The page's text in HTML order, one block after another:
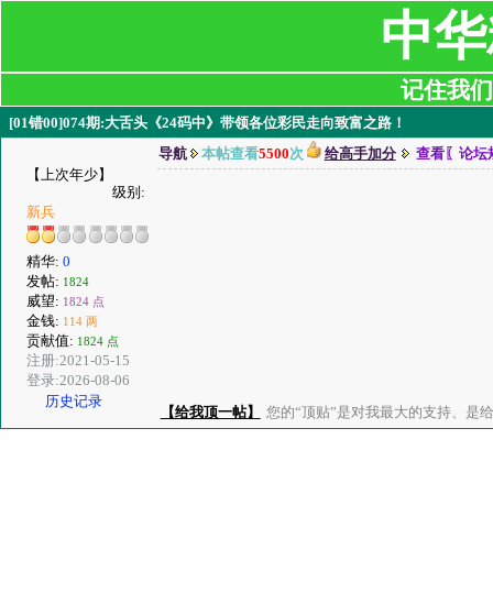
中
记住我
[01错00]074期:大舌头《24码中》带领各位彩民走向致富之路！
【上次年少】
级别:
新兵
精华: 0
发帖: 1824
威望: 1824 点
金钱: 114 两
贡献值: 1824 点
注册:2021-05-15
登录:2026-08-06
历史记录
导航 本帖查看5500次 给高手加分 查看〖论坛
【给我顶一帖】 您的“顶贴”是对我最大的支持、是